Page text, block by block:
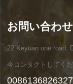
お問い合わせ
22 Keyuan one road,
今コンタクトしてく